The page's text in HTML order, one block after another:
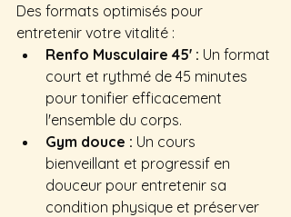
Des formats optimisés pour
entretenir votre vitalité :
Renfo Musculaire 45' : Un format
court et rythmé de 45 minutes
pour tonifier efficacement
l'ensemble du corps.
Gym douce : Un cours
bienveillant et progressif en
douceur pour entretenir sa
condition physique et préserver